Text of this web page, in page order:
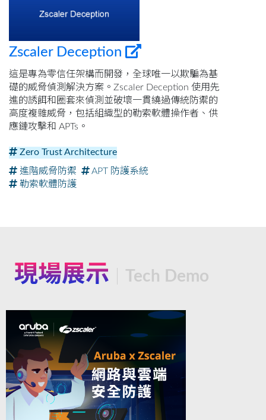
Zscaler Deception
這是專為零信任架構而開發，全球唯一以欺騙為基
礎的威脅偵測解決方案。Zscaler Deception 使用先
進的誘餌和圈套來偵測並破壞一貫繞過傳統防禦的
高度複雜威脅，包括組織型的勒索軟體操作者、供
應鏈攻擊和 APTs。
Zero Trust Architecture
進階威脅防禦
APT 防護系統
勒索軟體防護
現場展示 Tech Demo